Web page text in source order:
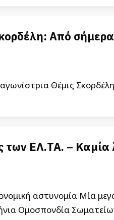
Από σήμερα
Θέμις
των ΕΛ.ΤΑ. – Καμία
αστυνομία Μία
Ομοσπονδία